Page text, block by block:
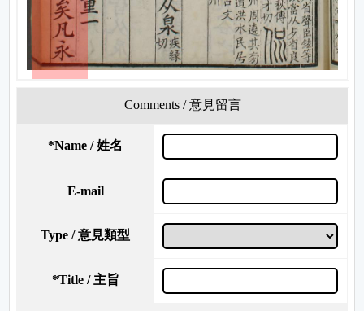
Comments / 意見留言
*Name / 姓名
E-mail
Type / 意見類型
*Title / 主旨